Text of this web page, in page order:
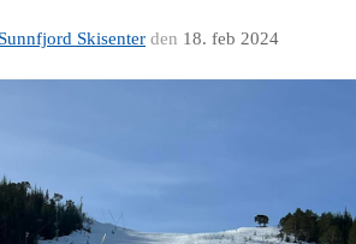
Skisenter den 18. feb 2024